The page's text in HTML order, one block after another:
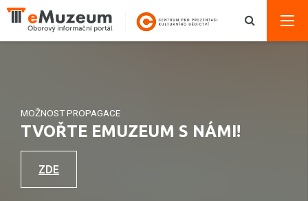
MOŽNOST PROPAGACE
TVOŘTE EMUZEUM S NÁMI!
ZDE